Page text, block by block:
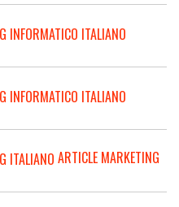
ARTICLE MARKETING